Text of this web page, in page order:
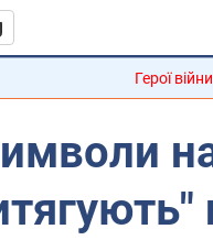
Герої війни